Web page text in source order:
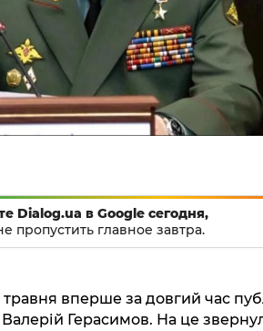
Dialog.ua в Google сегодня,
пропустить главное завтра.
травня вперше за довгий час
Герасимов. На це